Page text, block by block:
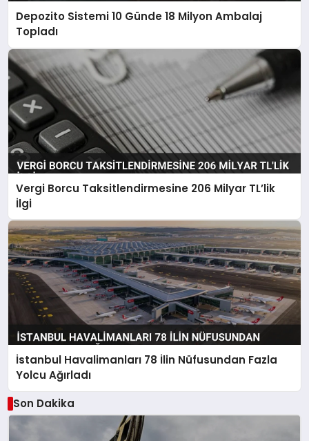
Depozito Sistemi 10 Günde 18 Milyon Ambalaj
Topladı
Vergi Borcu Taksitlendirmesine 206 Milyar TL’lik
İlgi
İstanbul Havalimanları 78 İlin Nüfusundan Fazla
Yolcu Ağırladı
Son Dakika